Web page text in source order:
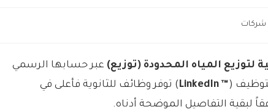
شركات
لتوزيع المياه المحدودة (توزيع) عبر حسابها الرسمي
(
™ LinkedIn
) توفر وظائف للثانوية فأعلى في
لبقية التفاصيل الموضحة أدناه.